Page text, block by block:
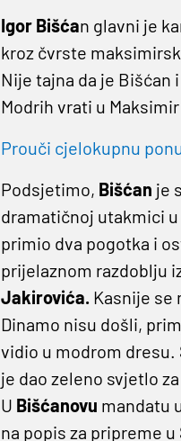
Igor Bišćan glavni je
kroz čvrste
Nije tajna da je Bišćan
Modrih vrati u
Prouči cjelokupnu
Podsjetimo, Bišćan je
dramatičnoj utakmici
primio dva pogotka i
prijelaznom razdoblju
Jakirovića.Kasnije se
Dinamo nisu došli,
vidio u modrom dresu.
je dao zeleno svjetlo
U Bišćanovu mandatu
na popis za pripreme